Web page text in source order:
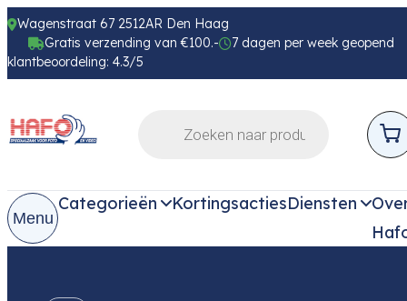
Wagenstraat 67 2512AR Den Haag
Gratis verzending van €100.-
7 dagen per week geopend
klantbeoordeling: 4.3/5
Menu
Categorieën KortingsactiesDiensten